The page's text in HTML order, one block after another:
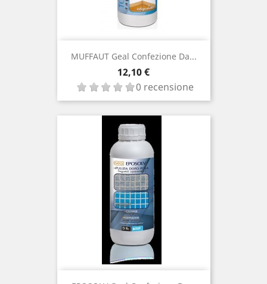
MUFFAUT Geal Confezione Da...
Prezzo
12,10 €
0 recensione